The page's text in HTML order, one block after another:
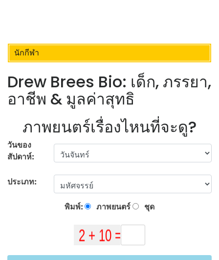
นักกีฬา
Drew Brees Bio: เด็ก, ภรรยา,
อาชีพ & มูลค่าสุทธิ
ภาพยนตร์เรื่องไหนที่จะดู?
วันของ
สัปดาห์:
ประเภท:
พิมพ์: ภาพยนตร์ ชุด